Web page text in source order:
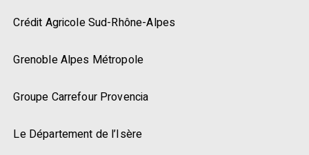
Crédit Agricole Sud-Rhône-Alpes
Grenoble Alpes Métropole
Groupe Carrefour Provencia
Le Département de l’Isère